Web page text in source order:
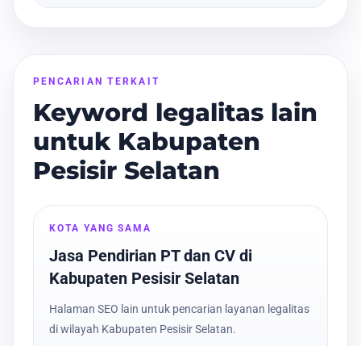
PENCARIAN TERKAIT
Keyword legalitas lain
untuk Kabupaten
Pesisir Selatan
KOTA YANG SAMA
Jasa Pendirian PT dan CV di
Kabupaten Pesisir Selatan
Halaman SEO lain untuk pencarian layanan legalitas
di wilayah Kabupaten Pesisir Selatan.